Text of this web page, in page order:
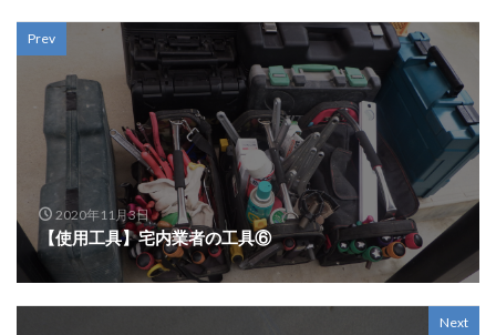
Prev
2020年11月3日
【使用工具】宅内業者の工具⑥
Next